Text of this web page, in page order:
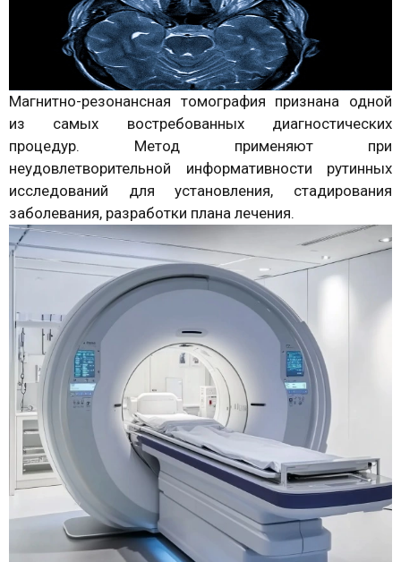
Магнитно-резонансная томография признана одной
из самых востребованных диагностических
процедур. Метод применяют при
неудовлетворительной информативности рутинных
исследований для установления, стадирования
заболевания, разработки плана лечения.